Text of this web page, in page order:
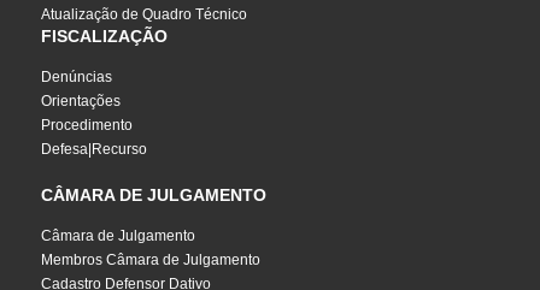
Atualização de Quadro Técnico
FISCALIZAÇÃO
Denúncias
Orientações
Procedimento
Defesa|Recurso
CÂMARA DE JULGAMENTO
Câmara de Julgamento
Membros Câmara de Julgamento
Cadastro Defensor Dativo